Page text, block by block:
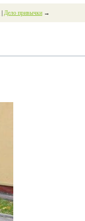
Дело привычки →